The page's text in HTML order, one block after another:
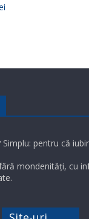
pentru că
mondenități, cu